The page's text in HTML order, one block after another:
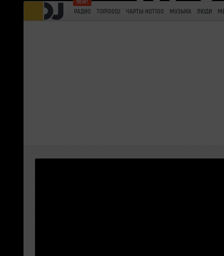
РАДИО TOP100DJ ЧАРТЫ HOT100 МУЗЫКА ЛЮДИ